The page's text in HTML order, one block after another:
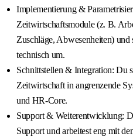
Implementierung &
Zeitwirtschaftsmodule (z. B.
Zuschläge, Abwesenheiten)
technisch um.
Schnittstellen & Integration: Du
Zeitwirtschaft in angrenzende
und HR-Core.
Support & Weiterentwicklung:
Support und arbeitest eng mit